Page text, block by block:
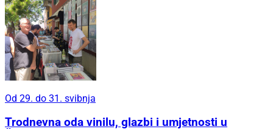
Od 29. do 31. svibnja
Trodnevna oda vinilu, glazbi i umjetnosti u